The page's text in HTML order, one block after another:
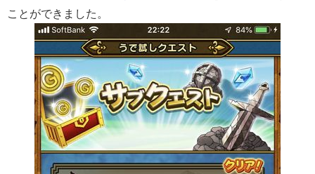
ことができました。